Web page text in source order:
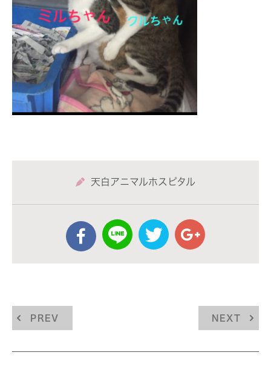
天白アニマルホスピタル
PREV NEXT